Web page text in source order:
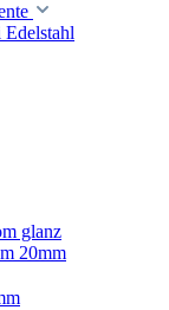
glanz
20mm